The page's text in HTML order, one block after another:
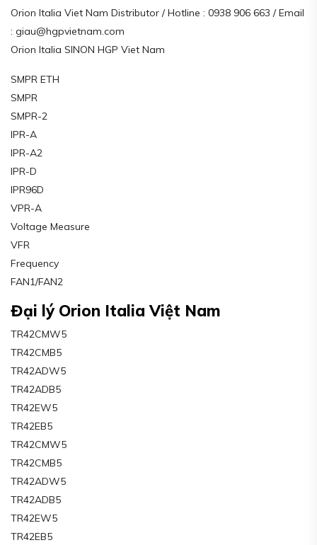
Orion Italia Viet Nam Distributor / Hotline : 0938 906 663 / Email
: giau@hgpvietnam.com
Orion Italia SINON HGP Viet Nam
SMPR ETH
SMPR
SMPR-2
IPR-A
IPR-A2
IPR-D
IPR96D
VPR-A
Voltage Measure
VFR
Frequency
FAN1/FAN2
Đại lý Orion Italia Việt Nam
TR42CMW5
TR42CMB5
TR42ADW5
TR42ADB5
TR42EW5
TR42EB5
TR42CMW5
TR42CMB5
TR42ADW5
TR42ADB5
TR42EW5
TR42EB5